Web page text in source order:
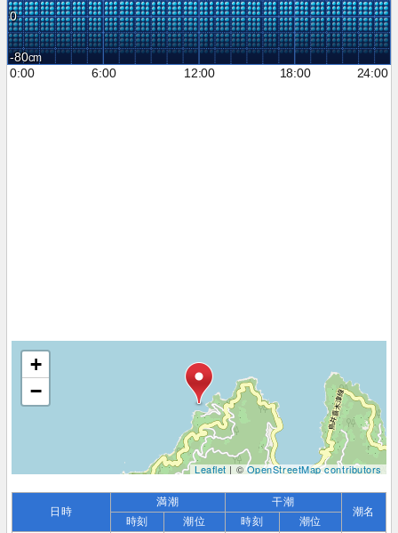
0
-80
0:00
6:00 12:00 18:00 24:00
+
−
Leaflet| ©OpenStreetMap contributors
日時
満潮 干潮
潮名
時刻 潮位 時刻
潮位